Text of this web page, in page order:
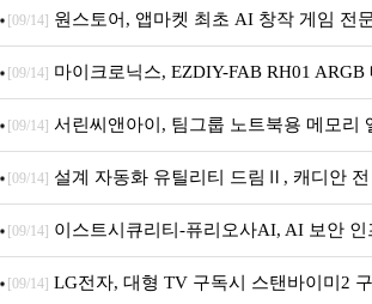
문 추가
[09/14] 원스토어, 앱마켓 최초 AI 창작 게임 전
[09/14] 마이크로닉스, EZDIY-FAB RH01
시
[09/14] 서린씨앤아이, 팀그룹 노트북용 메모리
5600MHz 16GB 출시
[09/14] 설계 자동화 유틸리티 드림Ⅱ, 캐디안 전
무상 배포
[09/14] 이스트시큐리티-퓨리오사AI, AI 보안
세대 AI 보안 플랫폼 구축
[09/14] LG전자, 대형 TV 구독시 스탠바이미2